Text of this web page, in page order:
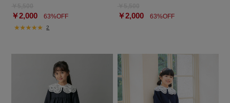
￥2,000 63%OFF
2
￥2,00063%OFF